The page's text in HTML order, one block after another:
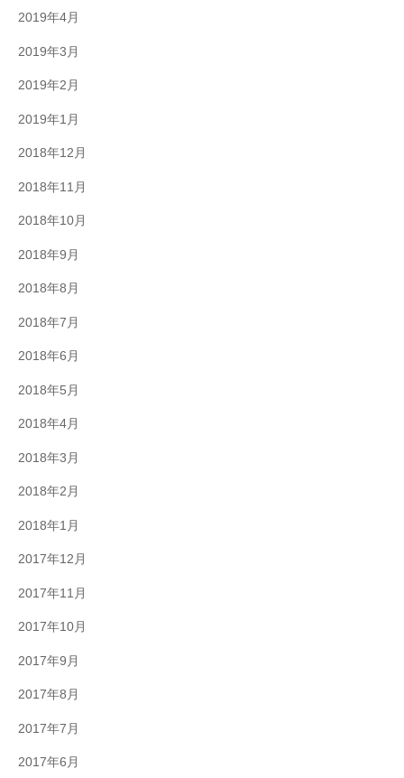
2019年4月
2019年3月
2019年2月
2019年1月
2018年12月
2018年11月
2018年10月
2018年9月
2018年8月
2018年7月
2018年6月
2018年5月
2018年4月
2018年3月
2018年2月
2018年1月
2017年12月
2017年11月
2017年10月
2017年9月
2017年8月
2017年7月
2017年6月